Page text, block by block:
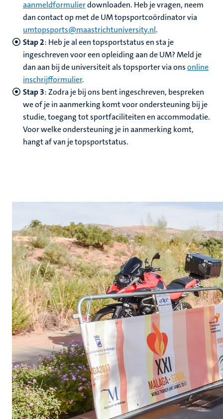
aanmeldformulierdownloaden. Heb je vragen, neem
dan contact op met de UM topsportcoördinator via
umtopsports@maastrichtuniversity.nl.
Stap 2: Heb je al een topsportstatus en sta je
ingeschreven voor een opleiding aan de UM? Meld je
dan aan bij de universiteit als topsporter via onsonline
inschrijfformulier.
Stap 3: Zodra je bij ons bent ingeschreven, bespreken
we of je in aanmerking komt voor ondersteuning bij je
studie, toegang tot sportfaciliteiten en accommodatie.
Voor welke ondersteuning je in aanmerking komt,
hangt af van je topsportstatus.